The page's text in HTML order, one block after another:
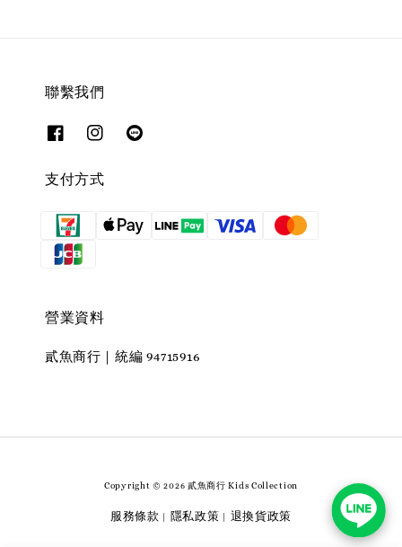
聯繫我們
支付方式
營業資料
貳魚商行｜統編 94715916
Copyright © 2026 貳魚商行 Kids Collection
服務條款 隱私政策 退換貨政策